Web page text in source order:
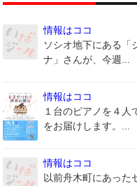
情報はココ
ソシオ地下にある「
ナ」さんが、今週...
情報はココ
１台のピアノを４人
をお届けします。...
情報はココ
以前舟木町にあった